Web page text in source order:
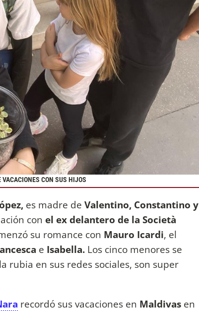
CON SUS HIJOS
es madre de Valentino, Constantino y
con el ex delantero de la Società
su romance con Mauro Icardi, el
e Isabella. Los cinco menores se
rubia en sus redes sociales, son super
recordó sus vacaciones en Maldivas en